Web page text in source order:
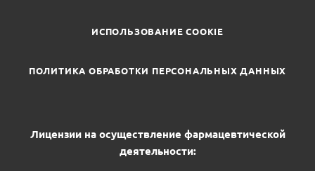
ИСПОЛЬЗОВАНИЕ COOKIE
ПОЛИТИКА ОБРАБОТКИ ПЕРСОНАЛЬНЫХ ДАННЫХ
Лицензии на осуществление фармацевтической
деятельности: